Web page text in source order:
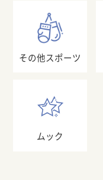
その他スポーツ
ムック